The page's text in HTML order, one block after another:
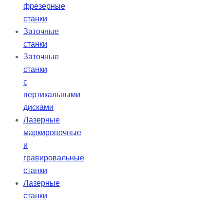
фрезерные
станки
Заточные
станки
Заточные
станки
с
вертикальными
дисками
Лазерные
маркировочные
и
гравировальные
станки
Лазерные
станки